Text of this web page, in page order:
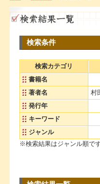
検索条件
検索カテゴリ
書籍名
著者名
村
発行年
キーワード
ジャンル
※検索結果はジャンル順です